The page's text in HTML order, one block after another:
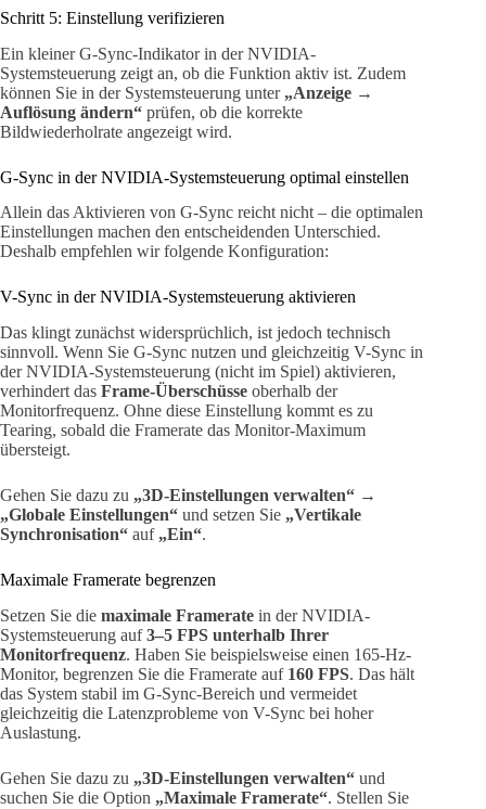
Schritt 5: Einstellung verifizieren
Ein kleiner G-Sync-Indikator in der NVIDIA-
Systemsteuerung zeigt an, ob die Funktion aktiv ist. Zudem
können Sie in der Systemsteuerung unter „Anzeige →
Auflösung ändern“ prüfen, ob die korrekte
Bildwiederholrate angezeigt wird.
G-Sync in der NVIDIA-Systemsteuerung optimal einstellen
Allein das Aktivieren von G-Sync reicht nicht – die optimalen
Einstellungen machen den entscheidenden Unterschied.
Deshalb empfehlen wir folgende Konfiguration:
V-Sync in der NVIDIA-Systemsteuerung aktivieren
Das klingt zunächst widersprüchlich, ist jedoch technisch
sinnvoll. Wenn Sie G-Sync nutzen und gleichzeitig V-Sync in
der NVIDIA-Systemsteuerung (nicht im Spiel) aktivieren,
verhindert das Frame-Überschüsse oberhalb der
Monitorfrequenz. Ohne diese Einstellung kommt es zu
Tearing, sobald die Framerate das Monitor-Maximum
übersteigt.
Gehen Sie dazu zu „3D-Einstellungen verwalten“ →
„Globale Einstellungen“ und setzen Sie „Vertikale
Synchronisation“ auf „Ein“.
Maximale Framerate begrenzen
Setzen Sie die maximale Framerate in der NVIDIA-
Systemsteuerung auf3–5 FPS unterhalb Ihrer
Monitorfrequenz. Haben Sie beispielsweise einen 165-Hz-
Monitor, begrenzen Sie die Framerate auf 160 FPS. Das hält
das System stabil im G-Sync-Bereich und vermeidet
gleichzeitig die Latenzprobleme von V-Sync bei hoher
Auslastung.
Gehen Sie dazu zu „3D-Einstellungen verwalten“ und
suchen Sie die Option „Maximale Framerate“. Stellen Sie